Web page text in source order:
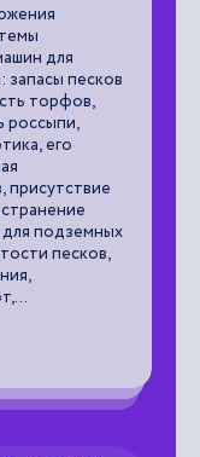
для
песков
торфов,
россыпи,
его
присутствие
для подземных
песков,